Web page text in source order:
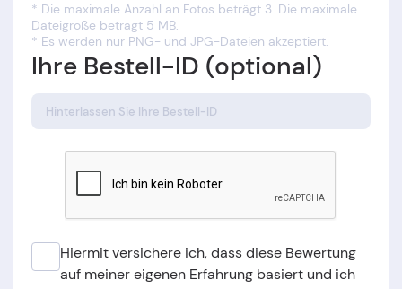
* Die maximale Anzahl an Fotos beträgt 3. Die maximale
Dateigröße beträgt 5 MB.
* Es werden nur PNG- und JPG-Dateien akzeptiert.
Ihre Bestell-ID (optional)
Hiermit versichere ich, dass diese Bewertung
auf meiner eigenen Erfahrung basiert und ich